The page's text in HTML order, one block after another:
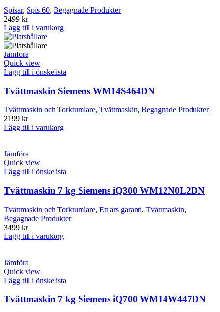
Spisar, Spis 60, Begagnade Produkter
2499 kr
Lägg till i varukorg
Jämföra
Quick view
Lägg till i önskelista
Tvättmaskin Siemens WM14S464DN
Tvättmaskin och Torktumlare, Tvättmaskin, Begagnade Produkter
2199 kr
Lägg till i varukorg
Jämföra
Quick view
Lägg till i önskelista
Tvättmaskin 7 kg Siemens iQ300 WM12N0L2DN
Tvättmaskin och Torktumlare, Ett års garanti, Tvättmaskin,
Begagnade Produkter
3499 kr
Lägg till i varukorg
Jämföra
Quick view
Lägg till i önskelista
Tvättmaskin 7 kg Siemens iQ700 WM14W447DN